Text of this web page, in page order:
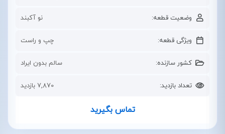
وضعیت قطعه: نو آکبند
ویژگی قطعه: چپ و راست
کشور سازنده: سالم بدون ایراد
تعداد بازدید: 7,870 بازدید
تماس بگیرید